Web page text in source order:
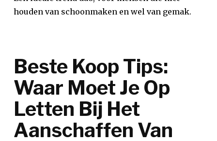
houden van schoonmaken en wel van gemak.
Beste Koop Tips:
Waar Moet Je Op
Letten Bij Het
Aanschaffen Van